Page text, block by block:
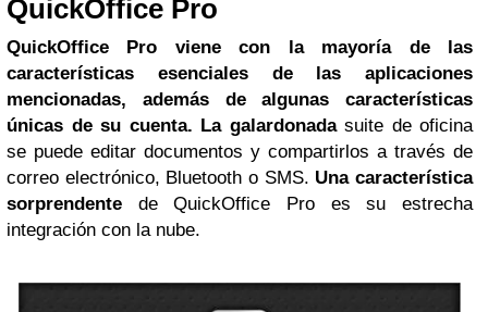
QuickOffice Pro
QuickOffice Pro viene con la mayoría de las
características esenciales de las aplicaciones
mencionadas, además de algunas características
únicas de su cuenta. La galardonadasuite de oficina
se puede editar documentos y compartirlos a través de
correo electrónico, Bluetooth o SMS. Una característica
sorprendente de QuickOffice Pro es su estrecha
integración con la nube.